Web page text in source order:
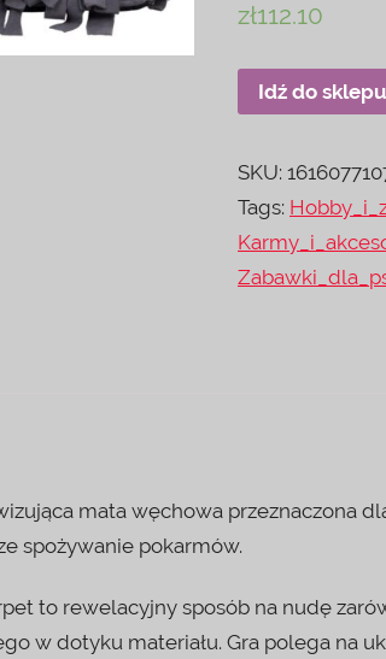
zł112.10
Idź do sklepu
SKU:
Tags:
mata węchowa przeznaczona
spożywanie pokarmów.
to rewelacyjny sposób na nudę
w dotyku materiału. Gra polega na